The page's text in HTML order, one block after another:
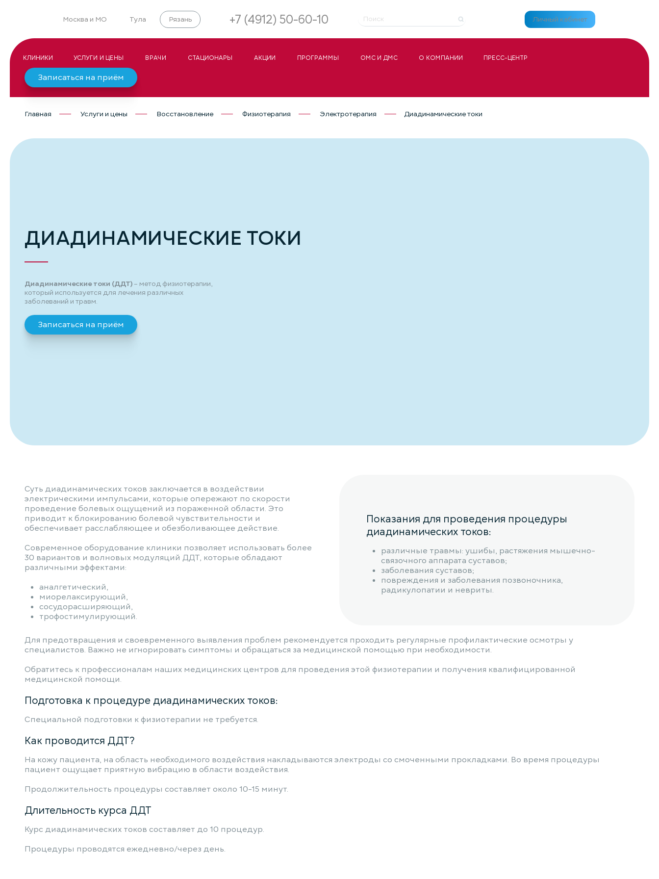
Москва и МО Тула Рязань +7 (4912) 50-60-10 Личный кабинет
КЛИНИКИ УСЛУГИ И ЦЕНЫ ВРАЧИ СТАЦИОНАРЫ АКЦИИ ПРОГРАММЫ ОМС И ДМС О КОМПАНИИ ПРЕСС-ЦЕНТР
Записаться на приём
Главная Услуги и цены Восстановление Физиотерапия Электротерапия Диадинамические токи
ДИАДИНАМИЧЕСКИЕ ТОКИ
Диадинамические токи (ДДТ)– метод физиотерапии,
который используется для лечения различных
заболеваний и травм.
Записаться на приём
Суть диадинамических токов заключается в воздействии
электрическими импульсами, которые опережают по скорости
проведение болевых ощущений из пораженной области. Это
приводит к блокированию болевой чувствительности и
обеспечивает расслабляющее и обезболивающее действие.
Современное оборудование клиники позволяет использовать более
30 вариантов и волновых модуляций ДДТ, которые обладают
различными эффектами:
аналгетический,
миорелаксирующий,
сосудорасширяющий,
трофостимулирующий.
Показания для проведения процедуры
диадинамических токов:
различные травмы: ушибы, растяжения мышечно-
связочного аппарата суставов;
заболевания суставов;
повреждения и заболевания позвоночника,
радикулопатии и невриты.
Для предотвращения и своевременного выявления проблем рекомендуется проходить регулярные профилактические осмотры у
специалистов. Важно не игнорировать симптомы и обращаться за медицинской помощью при необходимости.
Обратитесь к профессионалам наших медицинских центров для проведения этой физиотерапии и получения квалифицированной
медицинской помощи.
Подготовка к процедуре диадинамических токов:
Специальной подготовки к физиотерапии не требуется.
Как проводится ДДТ?
На кожу пациента, на область необходимого воздействия накладываются электроды со смоченными прокладками. Во время процедуры
пациент ощущает приятную вибрацию в области воздействия.
Продолжительность процедуры составляет около 10-15 минут.
Длительность курса ДДТ
Курс диадинамических токов составляет до 10 процедур.
Процедуры проводятся ежедневно/через день.